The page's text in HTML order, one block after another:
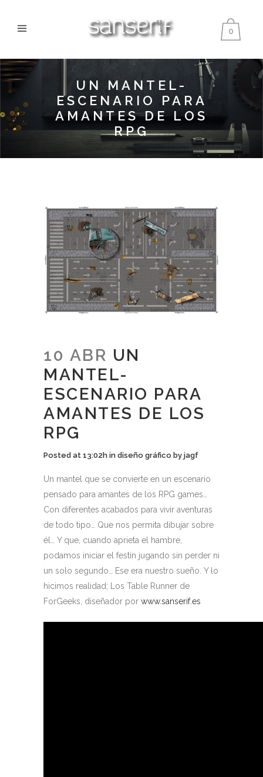
0
UN MANTEL-
ESCENARIO PARA
AMANTES DE LOS
RPG
10 ABR UN
MANTEL-
ESCENARIO PARA
AMANTES DE LOS
RPG
Posted at 13:02h in diseño gráfico by jagf
Un mantel que se convierte en un escenario
pensado para amantes de los RPG games…
Con diferentes acabados para vivir aventuras
de todo tipo… Que nos permita dibujar sobre
él… Y que, cuando aprieta el hambre,
podamos iniciar el festín jugando sin perder ni
un solo segundo… Ese era nuestro sueño. Y lo
hicimos realidad; Los Table Runner de
ForGeeks, diseñador por www.sanserif.es